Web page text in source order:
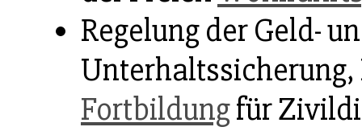
Regelung der Geld-
Fortbildungfür